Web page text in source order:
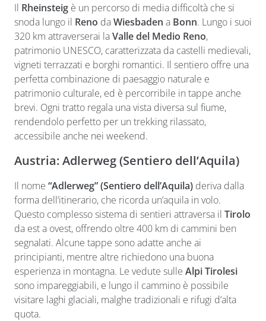
Il Rheinsteig è un percorso di media difficoltà che si
snoda lungo il Reno daWiesbaden a Bonn. Lungo i suoi
320 km attraverserai laValle del Medio Reno,
patrimonio UNESCO, caratterizzata da castelli medievali,
vigneti terrazzati e borghi romantici. Il sentiero offre una
perfetta combinazione di paesaggio naturale e
patrimonio culturale, ed è percorribile in tappe anche
brevi. Ogni tratto regala una vista diversa sul fiume,
rendendolo perfetto per un trekking rilassato,
accessibile anche nei weekend.
Austria: Adlerweg (Sentiero dell’Aquila)
Il nome “Adlerweg” (Sentiero dell’Aquila) deriva dalla
forma dell’itinerario, che ricorda un’aquila in volo.
Questo complesso sistema di sentieri attraversa il Tirolo
da est a ovest, offrendo oltre 400 km di cammini ben
segnalati. Alcune tappe sono adatte anche ai
principianti, mentre altre richiedono una buona
esperienza in montagna. Le vedute sulle Alpi Tirolesi
sono impareggiabili, e lungo il cammino è possibile
visitare laghi glaciali, malghe tradizionali e rifugi d’alta
quota.